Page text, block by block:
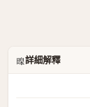
𣊊詳細解釋